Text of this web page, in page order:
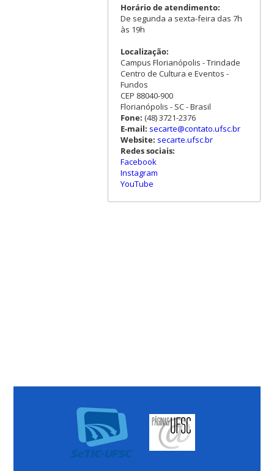
Horário de atendimento:
De segunda a sexta-feira das 7h
às 19h
Localização:
Campus Florianópolis - Trindade
Centro de Cultura e Eventos -
Fundos
CEP 88040-900
Florianópolis - SC - Brasil
Fone: (48) 3721-2376
E-mail: secarte@contato.ufsc.br
Website: secarte.ufsc.br
Redes sociais:
Facebook
Instagram
YouTube